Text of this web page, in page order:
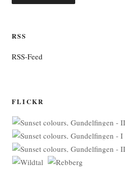
RSS
RSS-Feed
FLICKR